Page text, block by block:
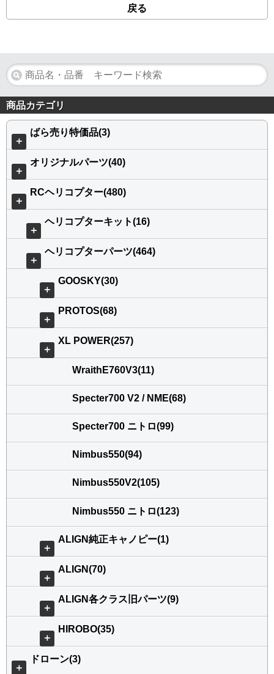
戻る
商品カテゴリ
＋
ばら売り特価品(3)
＋
オリジナルパーツ(40)
＋
RCヘリコプター(480)
＋
ヘリコプターキット(16)
＋
ヘリコプターパーツ(464)
＋
GOOSKY(30)
＋
PROTOS(68)
＋
XL POWER(257)
WraithE760V3(11)
Specter700 V2 / NME(68)
Specter700 ニトロ(99)
Nimbus550(94)
Nimbus550V2(105)
Nimbus550 ニトロ(123)
＋
ALIGN純正キャノピー(1)
＋
ALIGN(70)
＋
ALIGN各クラス旧パーツ(9)
＋
HIROBO(35)
＋
ドローン(3)